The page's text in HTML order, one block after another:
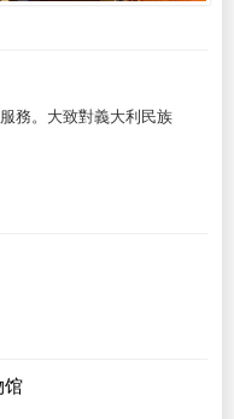
務。大致對義大利民族
馆